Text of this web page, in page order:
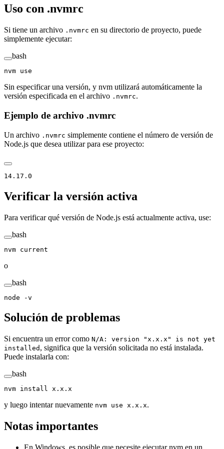
Uso con .nvmrc
Si tiene un archivo .nvmrc en su directorio de proyecto, puede
simplemente ejecutar:
bash
nvm use
Sin especificar una versión, y nvm utilizará automáticamente la
versión especificada en el archivo .nvmrc.
Ejemplo de archivo .nvmrc
Un archivo .nvmrc simplemente contiene el número de versión de
Node.js que desea utilizar para ese proyecto:
14.17.0
Verificar la versión activa
Para verificar qué versión de Node.js está actualmente activa, use:
bash
nvm current
o
bash
node -v
Solución de problemas
Si encuentra un error como N/A: version "x.x.x" is not yet
installed , significa que la versión solicitada no está instalada.
Puede instalarla con:
bash
nvm install x.x.x
y luego intentar nuevamente nvm use x.x.x.
Notas importantes